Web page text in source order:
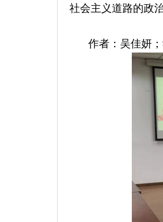
社会主义道路的政
作者：吴佳妍